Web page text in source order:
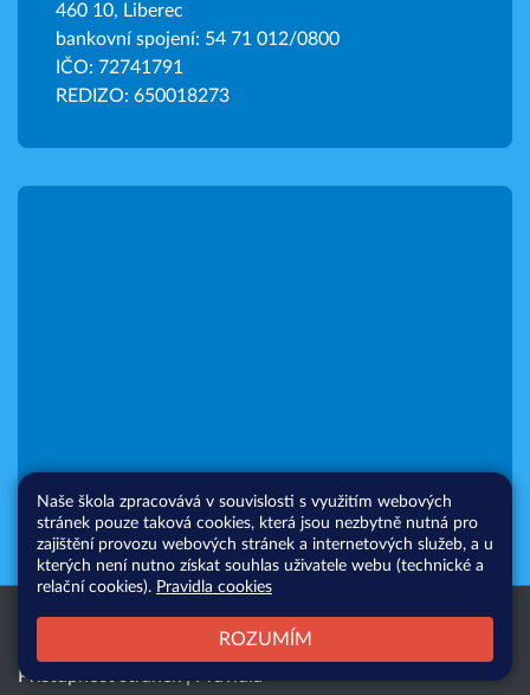
460 10, Liberec
bankovní spojení: 54 71 012/0800
IČO: 72741791
REDIZO: 650018273
Všechna práva vyhrazena. Copyright
|Přihlásit|
Přístupnost stránek|Pravidla
Web školy
Naše škola zpracovává v souvislosti s využitím webových
stránek pouze taková cookies, která jsou nezbytně nutná pro
zajištění provozu webových stránek a internetových služeb, a u
kterých není nutno získat souhlas uživatele webu (technické a
relační cookies). Pravidla cookies
ROZUMÍM